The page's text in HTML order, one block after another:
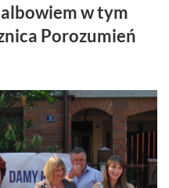
w tym
Porozumień